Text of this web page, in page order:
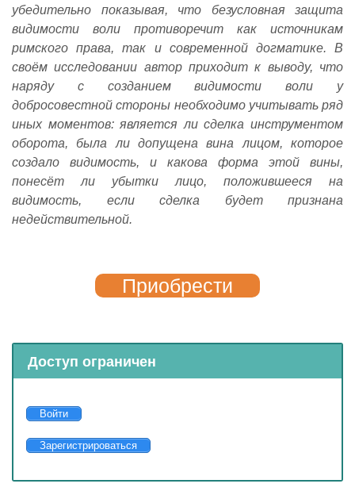
убедительно показывая, что безусловная защита
видимости воли противоречит как источникам
римского права, так и современной догматике. В
своём исследовании автор приходит к выводу, что
наряду с созданием видимости воли у
добросовестной стороны необходимо учитывать ряд
иных моментов: является ли сделка инструментом
оборота, была ли допущена вина лицом, которое
создало видимость, и какова форма этой вины,
понесёт ли убытки лицо, положившееся на
видимость, если сделка будет признана
недействительной.
Приобрести
Доступ ограничен
Войти
Зарегистрироваться